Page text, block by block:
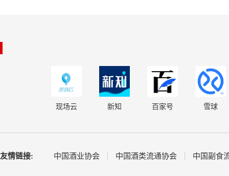
现场云 新知 百家号 雪球
友情链接: 中国酒业协会 中国酒类流通协会 中国副食